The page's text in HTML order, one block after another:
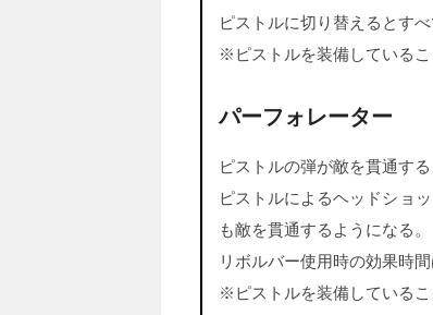
ピストルに切り替えるとす
※ピストルを装備しているこ
パーフォレーター
ピストルの弾が敵を貫通する
ピストルによるヘッドショ
も敵を貫通するようになる。
リボルバー使用時の効果時
※ピストルを装備しているこ